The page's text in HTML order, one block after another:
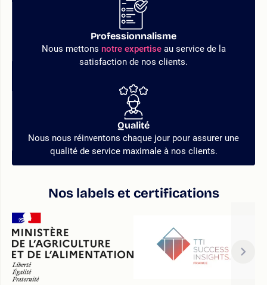
Professionnalisme
Nous mettons notre expertiseau service de la
satisfaction de nos clients.
Qualité
Nous nous réinventons chaque jour pour assurer une
qualité de service maximale à nos clients.
Nos labels et certifications